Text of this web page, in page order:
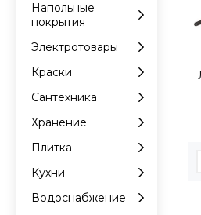
Напольные
покрытия
Электротовары
Краски
Сантехника
Хранение
Плитка
Кухни
Водоснабжение